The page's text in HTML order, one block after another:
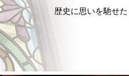
歴史に思いを馳せ